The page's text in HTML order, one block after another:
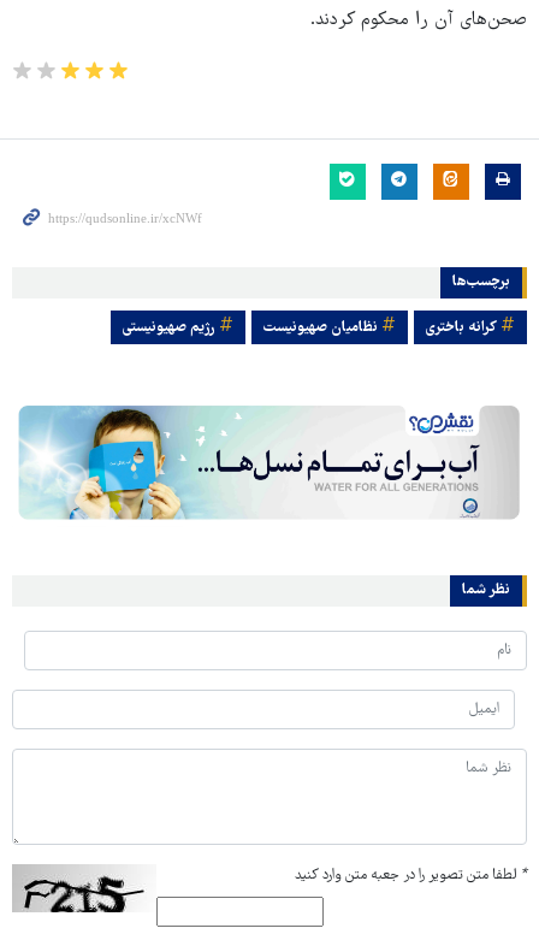
صحن‌های آن را محکوم کردند.
برچسب‌ها
کرانه باختری نظامیان صهیونیست رژیم صهیونیستی
نظر شما
* لطفا متن تصویر را در جعبه متن وارد کنید